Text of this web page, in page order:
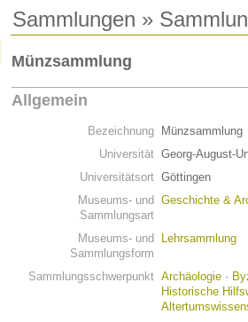
Sammlungen »
Münzsammlung
Allgemein
Bezeichnung
Münzsammlung
Universität Georg-August-
Universitätsort Göttingen
Museums- und
Sammlungsart
Geschichte &
Museums- und
Sammlungsform
Lehrsammlung
Sammlungsschwerpunkt Archäologie ·
Historische